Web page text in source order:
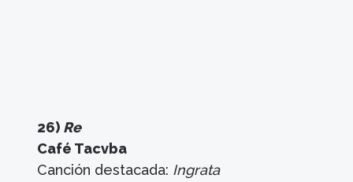
26) Re
Café Tacvba
Canción destacada: Ingrata